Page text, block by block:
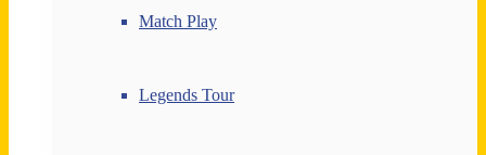
Match Play
Legends Tour